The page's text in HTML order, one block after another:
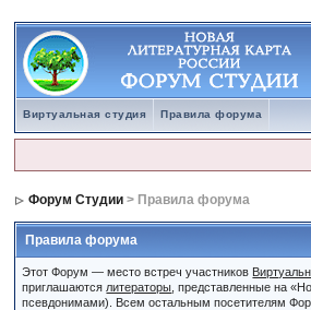
Виртуальная студия Правила форума
Форум Студии > Правила форума
Правила форума
Этот Форум — место встреч участников
приглашаются литераторы , представленные на
псевдонимами). Всем остальным посетителям